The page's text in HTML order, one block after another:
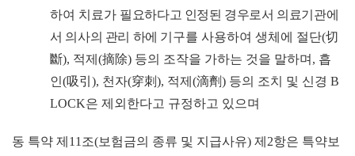
하여 치료가 필요하다고 인정된 경우로서 의료기관에
서 의사의 관리 하에 기구를 사용하여 생체에 절단(切
斷), 적제(摘除) 등의 조작을 가하는 것을 말하며 , 흡
인(吸引), 천자(穿刺), 적제(滴劑) 등의 조치 및 신경B
LOCK은 제외한다고 규정하고 있으며
동 특약 제 11 조(보험금의 종류 및 지급사유) 제 2항은 특약보